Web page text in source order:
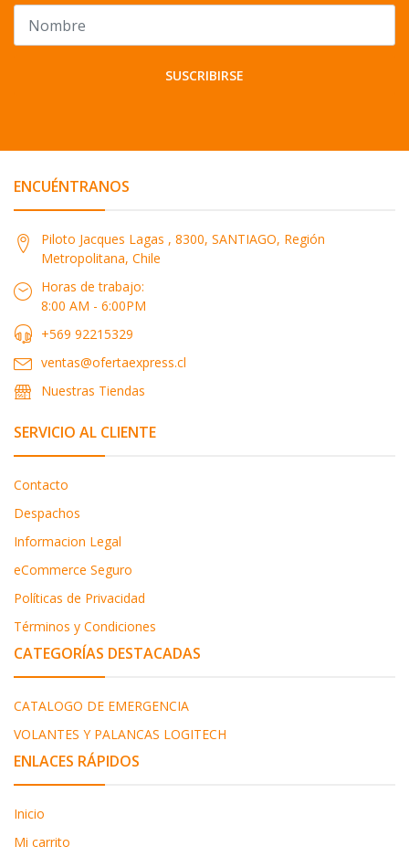
SUSCRIBIRSE
ENCUÉNTRANOS
Piloto Jacques Lagas , 8300, SANTIAGO, Región
Metropolitana, Chile
Horas de trabajo:
8:00 AM - 6:00PM
+569 92215329
ventas@ofertaexpress.cl
Nuestras Tiendas
SERVICIO AL CLIENTE
Contacto
Despachos
Informacion Legal
eCommerce Seguro
Políticas de Privacidad
Términos y Condiciones
CATEGORÍAS DESTACADAS
CATALOGO DE EMERGENCIA
VOLANTES Y PALANCAS LOGITECH
ENLACES RÁPIDOS
Inicio
Mi carrito